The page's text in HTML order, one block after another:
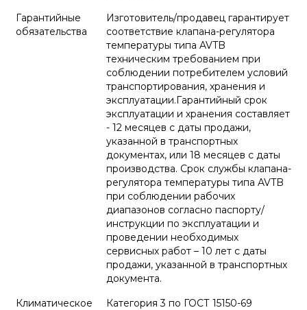
Гарантийные
обязательства
Изготовитель/продавец гарантирует
соответствие клапана-регулятора
температуры типа AVTB
техническим требованием при
соблюдении потребителем условий
транспортирования, хранения и
эксплуатации.Гарантийный срок
эксплуатации и хранения составляет
- 12 месяцев с даты продажи,
указанной в транспортных
документах, или 18 месяцев с даты
производства. Срок службы клапана-
регулятора температуры типа AVTB
при соблюдении рабочих
диапазонов согласно паспорту/
инструкции по эксплуатации и
проведении необходимых
сервисных работ – 10 лет с даты
продажи, указанной в транспортных
документа.
Климатическое
Категория 3 по ГОСТ 15150-69